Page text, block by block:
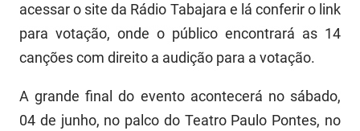
acessar o site da Rádio Tabajara e lá conferir o link
para votação, onde o público encontrará as 14
canções com direito a audição para a votação.
A grande final do evento acontecerá no sábado,
04 de junho, no palco do Teatro Paulo Pontes, no